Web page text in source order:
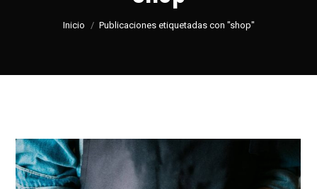
Estás aquí:
Inicio Publicaciones etiquetadas con "shop"